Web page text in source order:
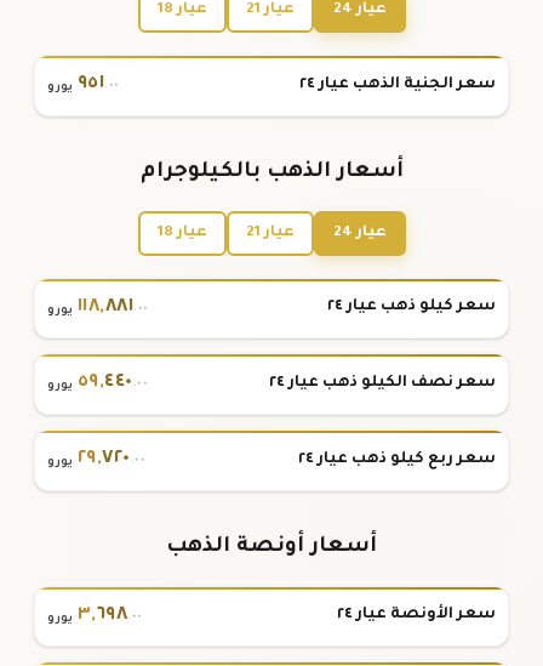
عيار 24 عيار 21 عيار 18
سعر الجنية الذهب عيار ٢٤ ٩٥١.٠٠ يورو
أسعار الذهب بالكيلوجرام
عيار 24 عيار 21 عيار 18
سعر كيلو ذهب عيار ٢٤ ١١٨,٨٨١.٠٠ يورو
سعر نصف الكيلو ذهب عيار ٢٤ ٥٩,٤٤٠ .٠٠ يورو
سعر ربع كيلو ذهب عيار ٢٤ ٢٩,٧٢٠ .٠٠ يورو
أسعار أونصة الذهب
سعر الأونصة عيار ٢٤ ٣,٦٩٨.٠٠ يورو